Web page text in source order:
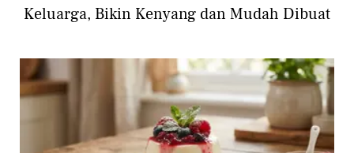
Keluarga, Bikin Kenyang dan Mudah Dibuat